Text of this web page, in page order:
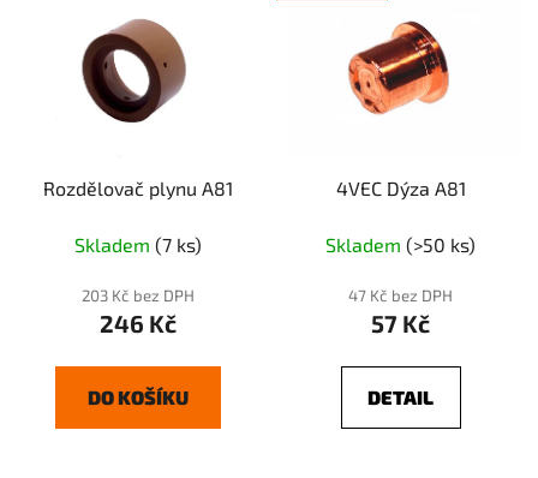
Rozdělovač plynu A81
Skladem (7 ks)
203 Kč bez DPH
246 Kč
DO KOŠÍKU
4VEC Dýza A81
Skladem (>50 ks)
47 Kč bez DPH
57 Kč
DETAIL